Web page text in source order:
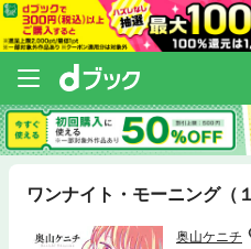
ワンナイト・モーニング（１
奥山ケニチ